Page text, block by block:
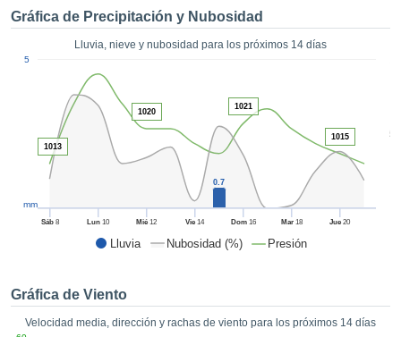
nuestra
seguir
a la
la
de todas
nuestros
nos
así como
un perfil
para
CONFIGURACIÓN
Gráfica de Precipitación y Nubosidad
Lluvia, nieve y nubosidad para los próximos 14 días
Lluvia Nubosidad (%) Presión
50
Sáb8 Lun 10 Mié 12 Vie 14 Dom16 Mar18 Jue 20
5
mm
0.7
1013
1020
1021
1015
Gráfica de Viento
Velocidad media, dirección y rachas de viento para los próximos 14 días